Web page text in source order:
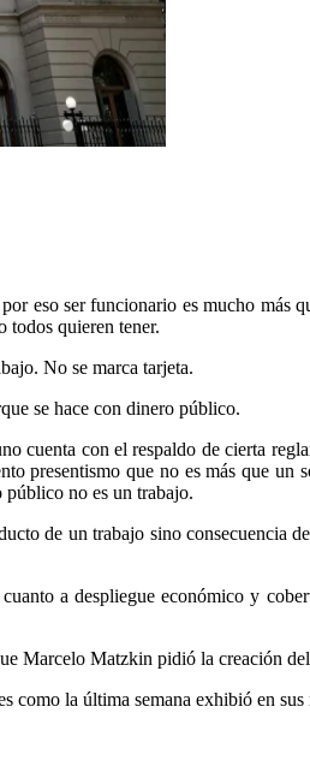
eso ser funcionario es mucho más
todos quieren tener.
No se marca tarjeta.
se hace con dinero público.
con el respaldo de cierta
presentismo que no es más que
no es un trabajo.
de un trabajo sino consecuencia
a despliegue económico y
Marcelo Matzkin pidió la creación
como la última semana exhibió en sus